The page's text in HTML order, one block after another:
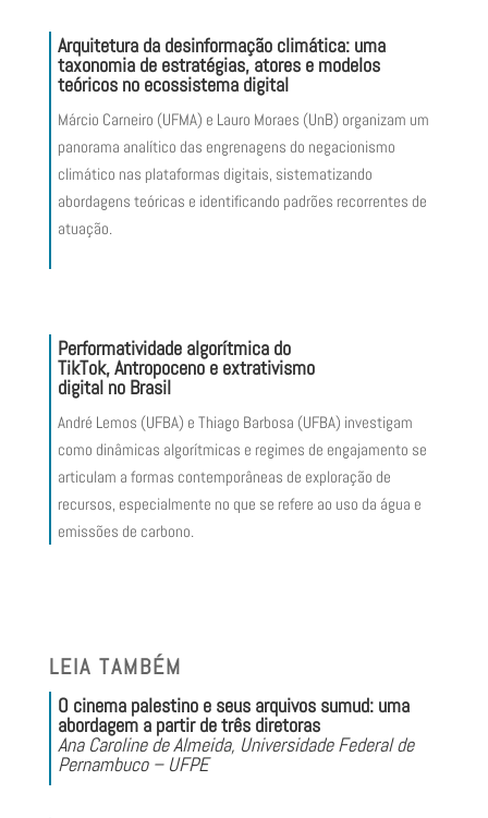
Arquitetura da desinformação climática: uma
taxonomia de estratégias,atores e modelos
teóricos no ecossistema digital
Márcio Carneiro (UFMA) e Lauro Moraes (UnB) organizam um
panorama analítico das engrenagens do negacionismo
climático nas plataformas digitais, sistematizando
abordagens teóricas e identificando padrões recorrentes de
atuação.
Performatividade algorítmica do
TikTok, Antropoceno e extrativismo
digital no Brasil
André Lemos (UFBA) e Thiago Barbosa (UFBA) investigam
como dinâmicas algorítmicas e regimes de engajamento se
articulam a formas contemporâneas de exploração de
recursos, especialmente no que se refere ao uso da água e
emissões de carbono.
LEIA TAMBÉM
O cinema palestino e seus arquivos sumud: uma
abordagem a partir de três diretoras
Ana Caroline de Almeida, Universidade Federal de
Pernambuco – UFPE